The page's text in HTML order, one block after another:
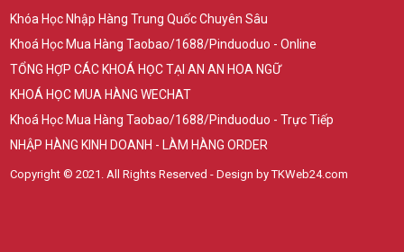
Khóa Học Nhập Hàng Trung Quốc Chuyên Sâu
Khoá Học Mua Hàng Taobao/1688/Pinduoduo - Online
TỔNG HỢP CÁC KHOÁ HỌC TẠI AN AN HOA NGỮ
KHOÁ HỌC MUA HÀNG WECHAT
Khoá Học Mua Hàng Taobao/1688/Pinduoduo - Trực Tiếp
NHẬP HÀNG KINH DOANH - LÀM HÀNG ORDER
Copyright © 2021. All Rights Reserved - Design by TKWeb24.com